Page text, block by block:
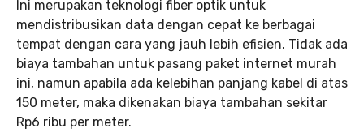
Ini merupakan teknologi fiber optik untuk
mendistribusikan data dengan cepat ke berbagai
tempat dengan cara yang jauh lebih efisien. Tidak ada
biaya tambahan untuk pasang paket internet murah
ini, namun apabila ada kelebihan panjang kabel di atas
150 meter, maka dikenakan biaya tambahan sekitar
Rp6 ribu per meter.